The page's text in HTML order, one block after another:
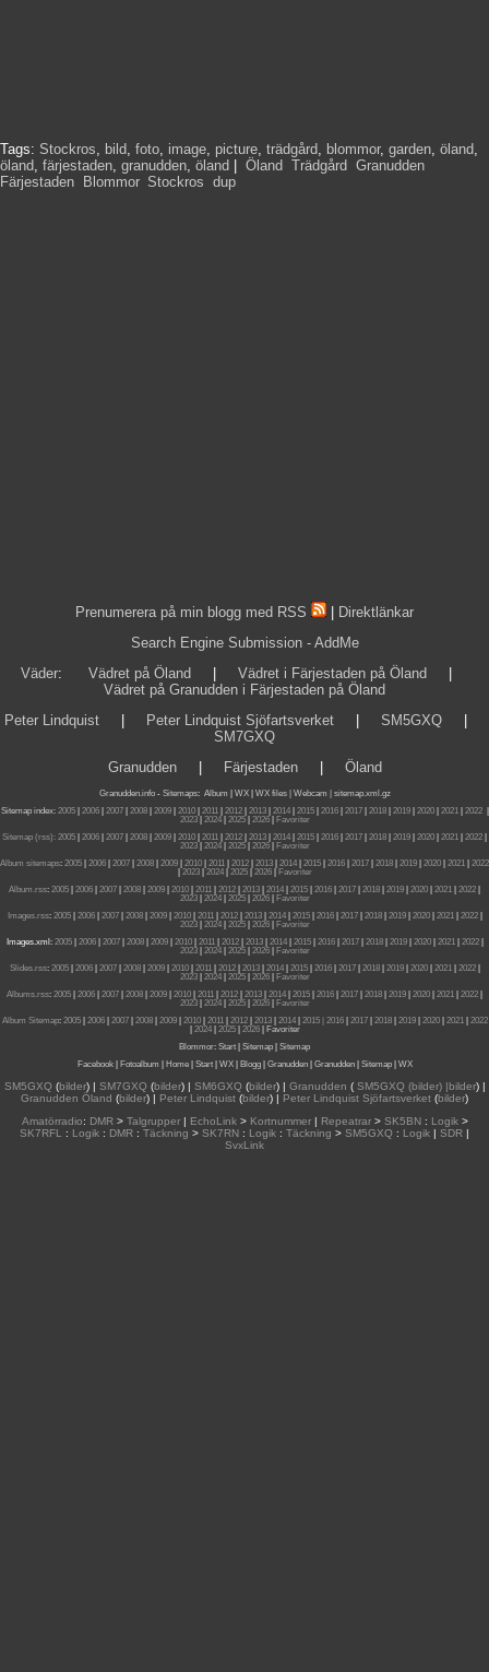
Tags: Stockros, bild, foto, image, picture, trädgård, blommor, garden, öland,
öland, färjestaden, granudden, öland Öland Trädgård Granudden
Färjestaden
Blommor, Stockros dup
Prenumerera på min blogg med RSS
Direktlänkar
Search Engine Submission - AddMe
Väder: Vädret på Öland Vädret i Färjestaden på Öland
Vädret på Granudden i Färjestaden på Öland
Peter Lindquist
Peter Lindquist Sjöfartsverket SM5GXQ
SM7GXQ
Granudden| Färjestaden| Öland
Granudden.info- Sitemaps: Album WX WX files | Webcam |
sitemap.xml.gz
Sitemap index: 2005| 2006| 2007| 2008| 2009| 2010| 2011| 2012| 2013| 2014| 2015| 2016| 2017| 2018| 2019| 2020| 2021| 2022|
2023| 2024| 2025| 2026|
Favoriter
Sitemap (rss): 2005 2006 2007 2008 2009 2010 2011 2012 2013 2014 2015 2016 2017 2018 2019 2020 2021 2022
2023| 2024| 2025| 2026|
Favoriter
Album sitemaps: 2005 2006 2007 2008 2009 2010 2011 2012 2013 2014 2015 2016 2017 2018 2019 2020 2021
2022
2023| 2024| 2025| 2026|
Favoriter
Album.rss: 2005 2006 2007 2008 2009 2010 2011 2012 2013 2014 2015 2016 2017 2018 2019 2020 2021 2022
2023| 2024| 2025| 2026|
Favoriter
Images.rss: 2005| 2006| 2007| 2008| 2009| 2010| 2011| 2012| 2013| 2014| 2015| 2016| 2017| 2018| 2019| 2020| 2021| 2022|
2023| 2024| 2025| 2026|
Favoriter
Images.xml: 2005| 2006| 2007| 2008| 2009| 2010| 2011| 2012| 2013| 2014| 2015| 2016| 2017| 2018| 2019| 2020| 2021| 2022|
2023| 2024| 2025| 2026|
Favoriter
Slides.rss: 2005| 2006| 2007| 2008| 2009| 2010| 2011| 2012| 2013| 2014| 2015| 2016| 2017| 2018| 2019| 2020| 2021| 2022|
2023| 2024| 2025| 2026|
Favoriter
Albums.rss: 2005 2006 2007 2008 2009 2010 2011 2012 2013 2014 2015 2016 2017 2018 2019 2020 2021 2022
2023| 2024| 2025| 2026|
Favoriter
Album Sitemap: 2005| 2006| 2007| 2008| 2009| 2010| 2011| 2012| 2013| 2014| 2015 | 2016| 2017| 2018| 2019| 2020| 2021| 2022
2024| 2025| 2026|
Favoriter
Blommor: Start Sitemap
Sitemap
Facebook| Fotoalbum Home| Start| WX| Blogg| Granudden| Granudden| Sitemap| WX
SM5GXQ(bilder) | SM7GXQ(bilder) | SM6GXQ(bilder) | Granudden (SM5GXQ (bilder) |bilder) |
Granudden Öland (bilder) | Peter Lindquist (bilder) | Peter Lindquist Sjöfartsverket (bilder)
Amatörradio: DMR> Talgrupper| EchoLink> Kortnummer| Repeatrar> SK5BN: Logik>
SK7RFL
: Logik : DMR : Täckning > SK7RN : Logik : Täckning > SM5GXQ : Logik | SDR |
SvxLink